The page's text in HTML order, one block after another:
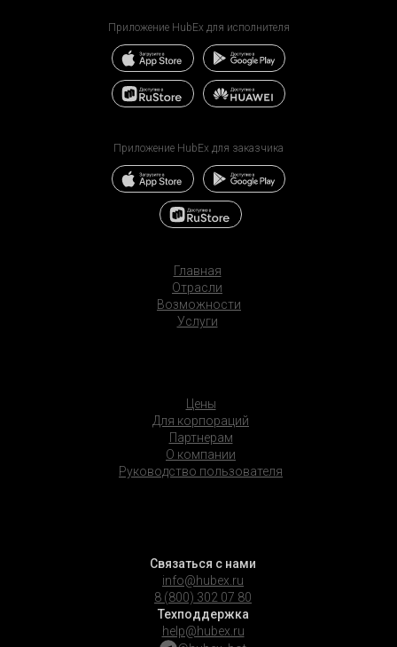
Связаться с нами
info@hubex.ru
8 (800) 302 07 80
Техподдержка
help@hubex.ru
Цены
Для корпораций
Партнерам
О компании
Руководство пользователя
Главная
Отрасли
Возможности
Услуги
Приложение HubEx для заказчика
Приложение HubEx для исполнителя